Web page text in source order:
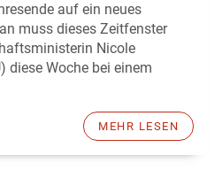
auf ein neues
muss dieses Zeitfenster
Nicole
diese Woche bei einem
MEHR LESEN